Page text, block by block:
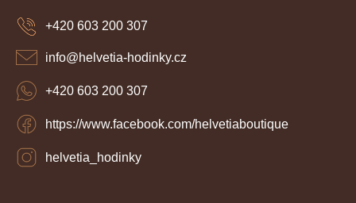
info@helvetia-hodinky.cz
+420 603 200 307
https://www.facebook.com/helvetiaboutique
helvetia_hodinky
+420 603 200 307